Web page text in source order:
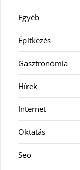
Egyéb
Építkezés
Gasztronómia
Hírek
Internet
Oktatás
Seo